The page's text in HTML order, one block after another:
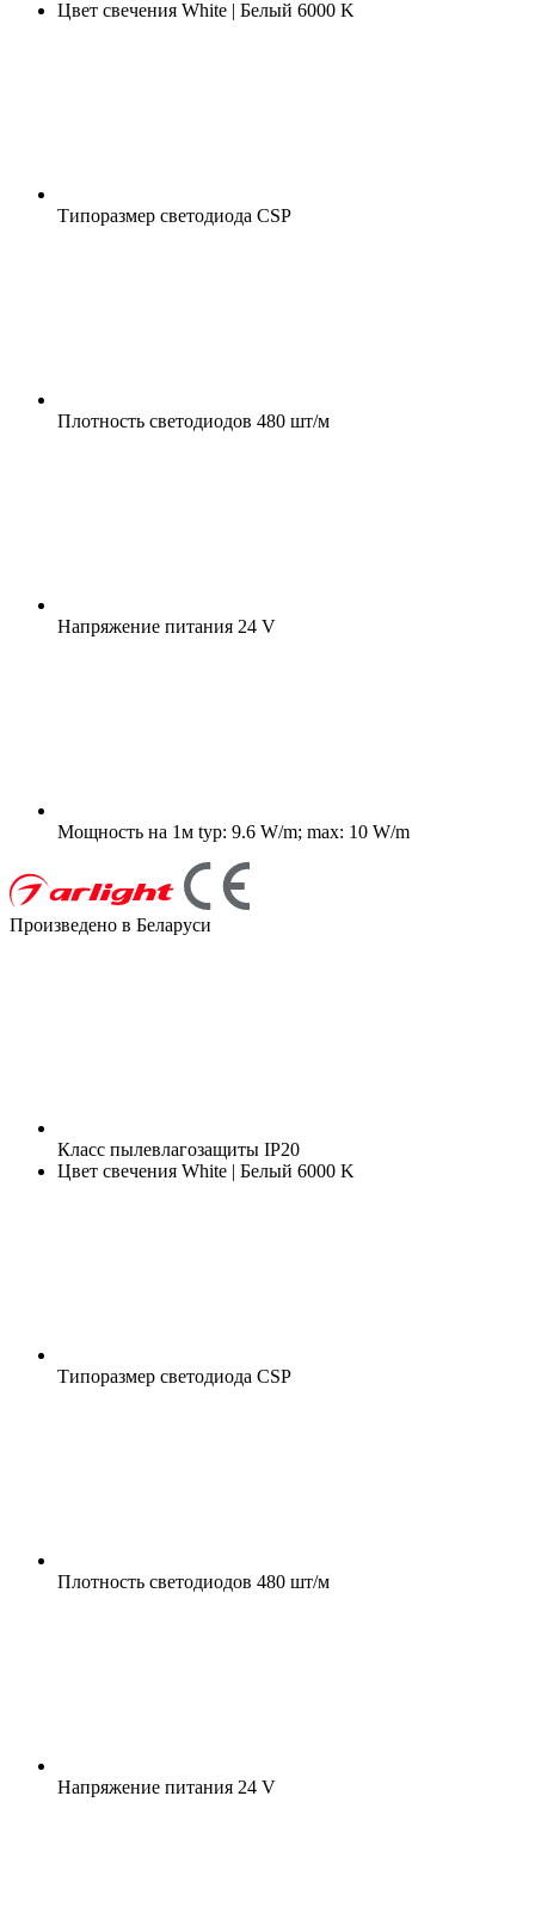
Цвет свечения White | Белый 6000 K
Типоразмер светодиода CSP
Плотность светодиодов 480 шт/м
Напряжение питания 24 V
Мощность на 1м typ: 9.6 W/m; max: 10 W/m
Произведено в Беларуси
Класс пылевлагозащиты IP20
Цвет свечения White | Белый 6000 K
Типоразмер светодиода CSP
Плотность светодиодов 480 шт/м
Напряжение питания 24 V